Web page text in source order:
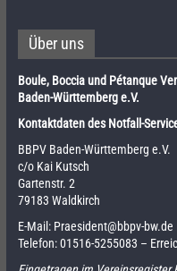
Über uns
Boule, Boccia und Pétanque
Baden-Württemberg e.V.
Kontaktdaten des Notfall-
BBPV Baden-Württemberg e.V.
c/o Kai Kutsch
Gartenstr. 2
79183 Waldkirch
E-Mail: Praesident@bbpv-bw.de
Telefon:01516-5255083 –